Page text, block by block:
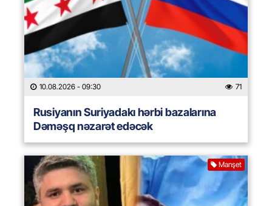
10.08.2026 - 09:30 71
Rusiyanın Suriyadakı hərbi bazalarına
Dəməşq nəzarət edəcək
Manşet